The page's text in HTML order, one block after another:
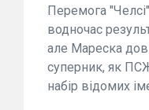
Перемога
водночас
але Мареска
суперник, як
набір відомих